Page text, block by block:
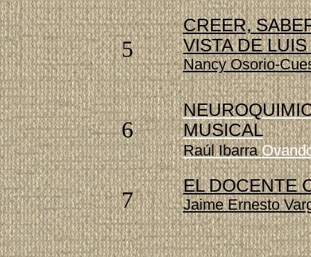
5
CREER,
VISTA DE
Nancy Osorio-
6
MUSICAL
RaúlIbarra
7
EL DOCENTE
Jaime Ernesto